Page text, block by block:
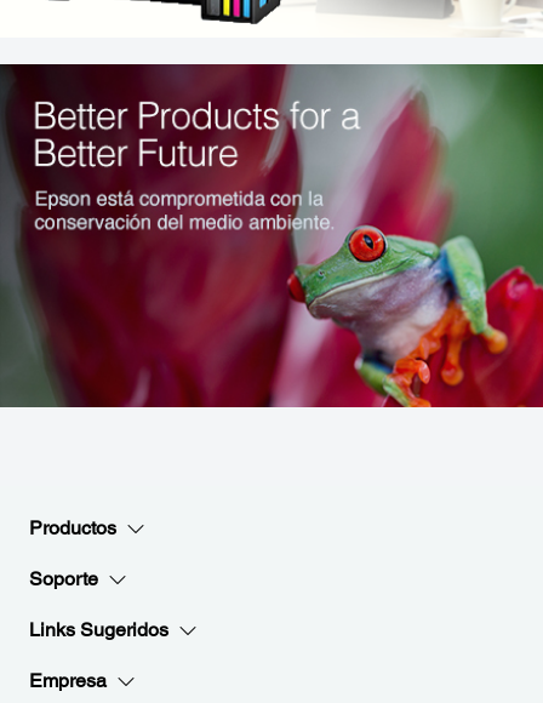
Productos
Soporte
Links Sugeridos
Empresa